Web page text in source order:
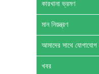
কারখানা ভ্রমণ
মান নিয়ন্ত্রণ
আমাদের সাথে
খবর